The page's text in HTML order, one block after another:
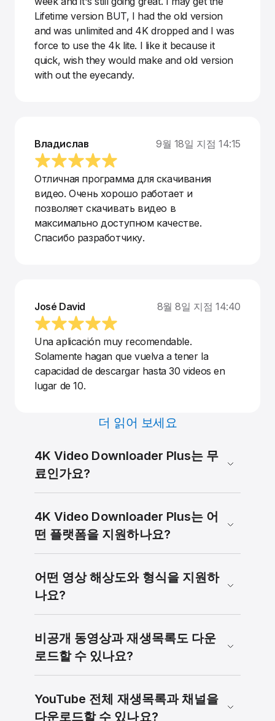
Lifetime version BUT, I had the old version
and was unlimited and 4K dropped and I was
force to use the 4k lite. I like it because it
quick, wish they would make and old version
with out the eyecandy.
Владислав 9월 18일 지점 14:15
Отличная программа для скачивания
видео. Очень хорошо работает и
позволяет скачивать видео в
максимально доступном качестве.
Спасибо разработчику.
José David 8월 8일 지점 14:40
Una aplicación muy recomendable.
Solamente hagan que vuelva a tener la
capacidad de descargar hasta 30 videos en
lugar de 10.
더 읽어 보세요
4K Video Downloader Plus는 무
료인가요?
4K Video Downloader Plus는 어
떤 플랫폼을 지원하나요?
어떤 영상 해상도와 형식을 지원하
나요?
비공개 동영상과 재생목록도 다운
로드할 수 있나요?
YouTube 전체 재생목록과 채널을
다운로드할 수 있나요?